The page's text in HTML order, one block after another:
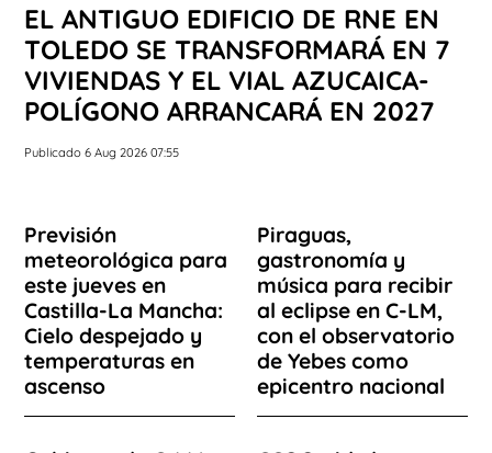
EL ANTIGUO EDIFICIO DE RNE EN
TOLEDO SE TRANSFORMARÁ EN 7
VIVIENDAS Y EL VIAL AZUCAICA-
POLÍGONO ARRANCARÁ EN 2027
Publicado 6 Aug 2026 07:55
Previsión
meteorológica para
este jueves en
Castilla-La Mancha:
Cielo despejado y
temperaturas en
ascenso
Piraguas,
gastronomía y
música para recibir
al eclipse en C-LM,
con el observatorio
de Yebes como
epicentro nacional